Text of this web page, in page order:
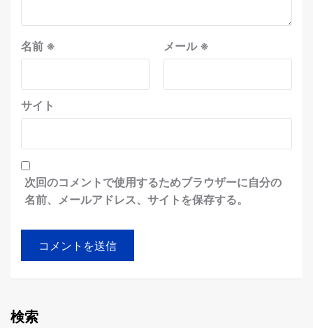
名前 ※ メール※
サイト
次回のコメントで使用するためブラウザーに自分の
名前、メールアドレス、サイトを保存する。
検索